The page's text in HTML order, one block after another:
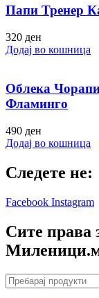
Папи Тренер
320 ден
Додај во кошница
Облека
Фламинго
490 ден
Додај во кошница
Следете не:
Facebook Instagram
Сите права